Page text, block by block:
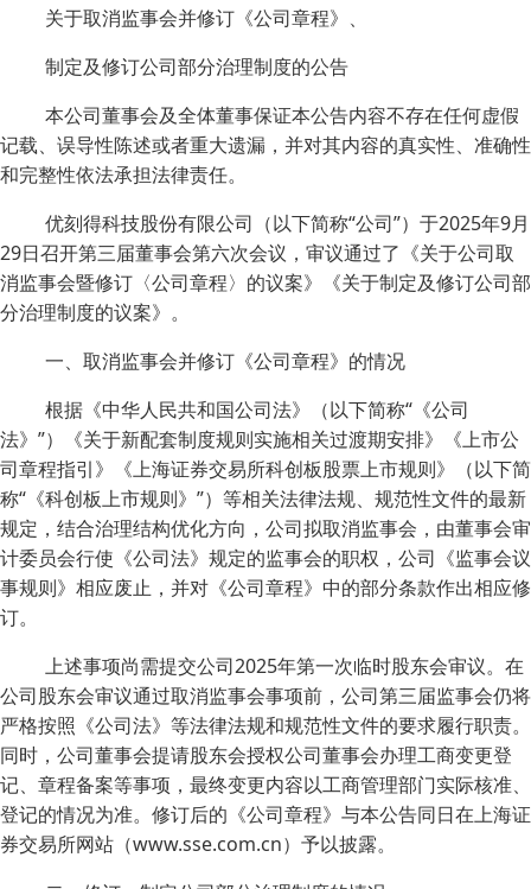
关于取消监事会并修订《公司章程》、
制定及修订公司部分治理制度的公告
本公司董事会及全体董事保证本公告内容不存在任何虚假
记载、误导性陈述或者重大遗漏，并对其内容的真实性、准确性
和完整性依法承担法律责任。
优刻得科技股份有限公司（以下简称“公司”）于2025年9月
29日召开第三届董事会第六次会议，审议通过了《关于公司取
消监事会暨修订〈公司章程〉的议案》《关于制定及修订公司部
分治理制度的议案》。
一、取消监事会并修订《公司章程》的情况
根据《中华人民共和国公司法》（以下简称“《公司
法》”）《关于新配套制度规则实施相关过渡期安排》《上市公
司章程指引》《上海证券交易所科创板股票上市规则》（以下简
称“《科创板上市规则》”）等相关法律法规、规范性文件的最新
规定，结合治理结构优化方向，公司拟取消监事会，由董事会审
计委员会行使《公司法》规定的监事会的职权，公司《监事会议
事规则》相应废止，并对《公司章程》中的部分条款作出相应修
订。
上述事项尚需提交公司2025年第一次临时股东会审议。在
公司股东会审议通过取消监事会事项前，公司第三届监事会仍将
严格按照《公司法》等法律法规和规范性文件的要求履行职责。
同时，公司董事会提请股东会授权公司董事会办理工商变更登
记、章程备案等事项，最终变更内容以工商管理部门实际核准、
登记的情况为准。修订后的《公司章程》与本公告同日在上海证
券交易所网站（www.sse.com.cn）予以披露。